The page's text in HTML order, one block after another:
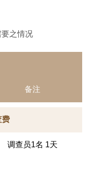
之情况
备注
费
调查员1名 1天